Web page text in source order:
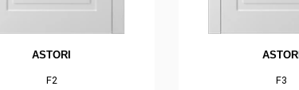
ASTORI
F2
ASTORI
F3